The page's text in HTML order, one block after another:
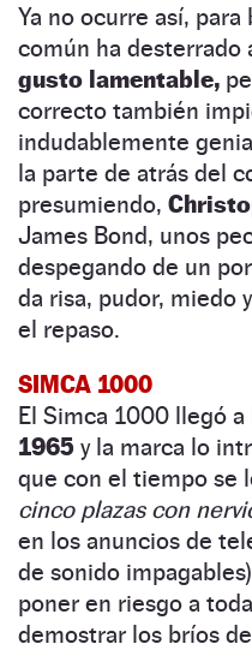
Ya no ocurre así,
común ha desterrado
gusto lamentable,
correcto también
indudablemente
la parte de atrás del
presumiendo,
James Bond, unos
despegando de un
da risa, pudor, miedo
el repaso.
SIMCA 1000
El Simca 1000 llegó a
1965 y la marca lo
que con el tiempo se
cinco plazas con
en los anuncios de
de sonido
poner en riesgo a
demostrar los bríos